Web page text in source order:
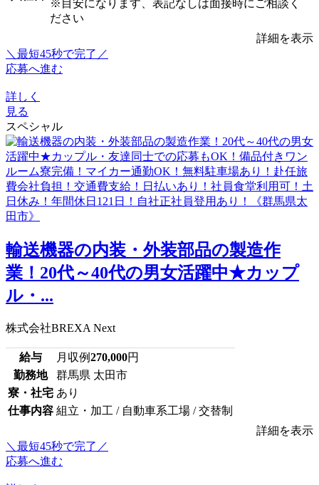
※目安になります、表記なしは面接時にご相談く
ださい
詳細を表示
＼最短45秒で完了／
応募へ進む
詳しく
見る
スペシャル
輸送機器の内装・外装部品の製造作
業！20代～40代の男女活躍中★カップ
ル・...
株式会社BREXA Next
給与 月収例270,000円
勤務地
群馬県 太田市
寮・社宅 あり
仕事内容 組立・加工 / 自動車系工場 / 交替制
詳細を表示
＼最短45秒で完了／
応募へ進む